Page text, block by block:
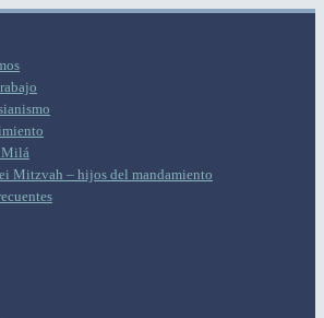
Mitzvah – hijos del mandamiento